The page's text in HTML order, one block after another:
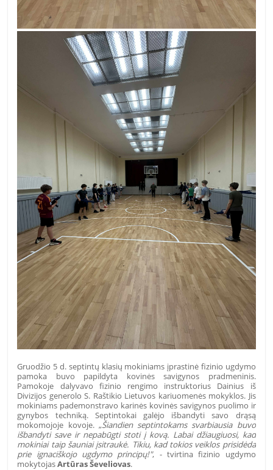
Gruodžio 5 d. septintų klasių mokiniams įprastinė fizinio ugdymo
pamoka buvo papildyta kovinės savigynos pradmeninis.
Pamokoje dalyvavo fizinio rengimo instruktorius Dainius iš
Divizijos generolo S. Raštikio Lietuvos kariuomenės mokyklos. Jis
mokiniams pademonstravo karinės kovinės savigynos puolimo ir
gynybos techniką. Septintokai galėjo išbandyti savo drąsą
mokomojoje kovoje. „Šiandien septintokams svarbiausia buvo
išbandyti save ir nepabūgti stoti į kovą. Labai džiaugiuosi, kad
mokiniai taip šauniai įsitraukė. Tikiu, kad tokios veiklos prisidėda
prie ignaciškojo ugdymo principų!", - tvirtina fizinio ugdymo
mokytojasArtūras Ševeliovas.